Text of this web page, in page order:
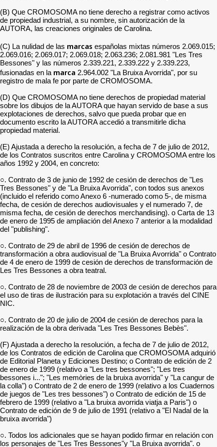
(B) Que CROMOSOMA no tiene derecho a registrar como activos
de propiedad industrial, a su nombre, sin autorización de la
AUTORA, las creaciones originales de Carolina.
(C) La nulidad de las marcas españolas mixtas números 2.069.015;
2.069.016; 2.069.017; 2.069.018; 2.063.236; 2.081.981 "Les Tres
Bessones" y las números 2.339.221, 2.339.222 y 2.339.223,
fusionadas en la marca 2.964.002 "La Bruixa Avorrida", por su
registro de mala fe por parte de CROMOSOMA.
(D) Que CROMOSOMA no tiene derechos de propiedad material
sobre los dibujos de la AUTORA que hayan servido de base a sus
explotaciones de derechos, salvo que pueda probar que en
documento escrito la AUTORA accedió a transmitirle dicha
propiedad material.
(E) Ajustada a derecho la resolución, a fecha de 7 de julio de 2012,
de los Contratos suscritos entre Carolina y CROMOSOMA entre los
años 1992 y 2004, en concreto:
○. Contrato de 3 de junio de 1992 de cesión de derechos de "Les
Tres Bessones" y de "La Bruixa Avorrida", con todos sus anexos
(incluido el referido como Anexo 6 -numerado como 5-, de misma
fecha, de cesión de derechos audiovisuales y el numerado 7, de
misma fecha, de cesión de derechos merchandising). o Carta de 13
de enero de 1995 de ampliación del Anexo 7 anterior a la modalidad
del "publishing".
○. Contrato de 29 de abril de 1996 de cesión de derechos de
transformación a obra audiovisual de "La Bruixa Avorrida" o Contrato
de 4 de enero de 1999 de cesión de derechos de transformación de
Les Tres Bessones a obra teatral.
○. Contrato de 28 de noviembre de 2003 de cesión de derechos para
el uso de tiras de ilustración para su explotación a través del CINE
NIC.
○. Contrato de 20 de julio de 2004 de cesión de derechos para la
realización de la obra derivada "Les Tres Bessones Bebès".
(F) Ajustada a derecho la resolución, a fecha de 7 de julio de 2012,
de los Contratos de edición de Carolina que CROMOSOMA adquirió
de Editorial Planeta y Ediciones Destino; o Contrato de edición de 2
de enero de 1999 (relativo a "Les tres bessones"; "Les tres
bessones i..."; "Les memòries de la bruixa avorrida" y "La cangur de
la colla") o Contrato de 2 de enero de 1999 (relativo a los Cuadernos
de juegos de "Les tres bessones") o Contrato de edición de 15 de
febrero de 1999 (relativo a "La bruixa avorrida viatja a Paris") o
Contrato de edición de 9 de julio de 1991 (relativo a "El Nadal de la
bruixa avorrida")
○. Todos los adicionales que se hayan podido firmar en relación con
los personajes de "Les Tres Bessones"y "La Bruixa avorrida". o